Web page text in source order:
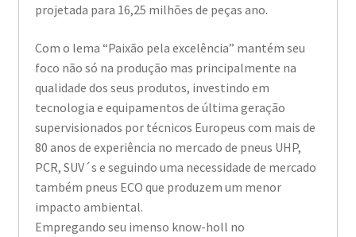
projetada para 16,25 milhões de peças ano.
Com o lema “Paixão pela excelência” mantém seu
foco não só na produção mas principalmente na
qualidade dos seus produtos, investindo em
tecnologia e equipamentos de última geração
supervisionados por técnicos Europeus com mais de
80 anos de experiência no mercado de pneus UHP,
PCR, SUV´s e seguindo uma necessidade de mercado
também pneus ECO que produzem um menor
impacto ambiental.
Empregando seu imenso know-holl no